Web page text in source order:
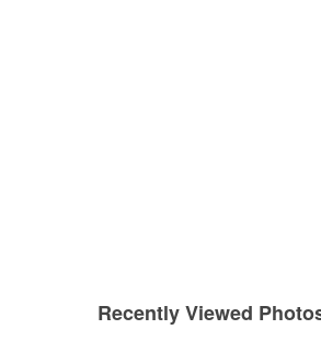
Recently Viewed